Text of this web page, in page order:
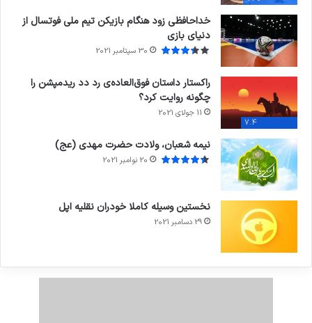
خداحافظی زود هنگام بازیکن تیم ملی فوتسال از
دنیای بازی
30 سپتامبر 2021
7.4
راکستار داستان فوق‌العاده‌ی رد دد ریدمپشن را
چگونه روایت کرد؟
11 جولای 2021
نیمه شعبان، ولادت حضرت مهدی (عج)
20 نوامبر 2021
نخستین وسیله کاملا خودران نقلیه اپل
29 دسامبر 2021